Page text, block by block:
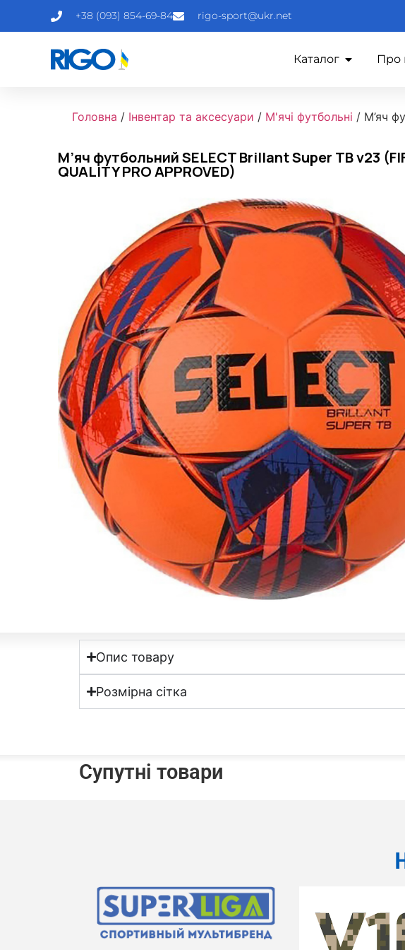
+38 (093) 854-69-84 rigo-sport@ukr.net
Каталог Про
Головна / Інвентар та аксесуари / М'ячі футбольні / М’яч
М’яч футбольний SELECT Brillant Super TB v23
QUALITY PRO APPROVED)
Опис товару
Розмірна сітка
Супутні товари